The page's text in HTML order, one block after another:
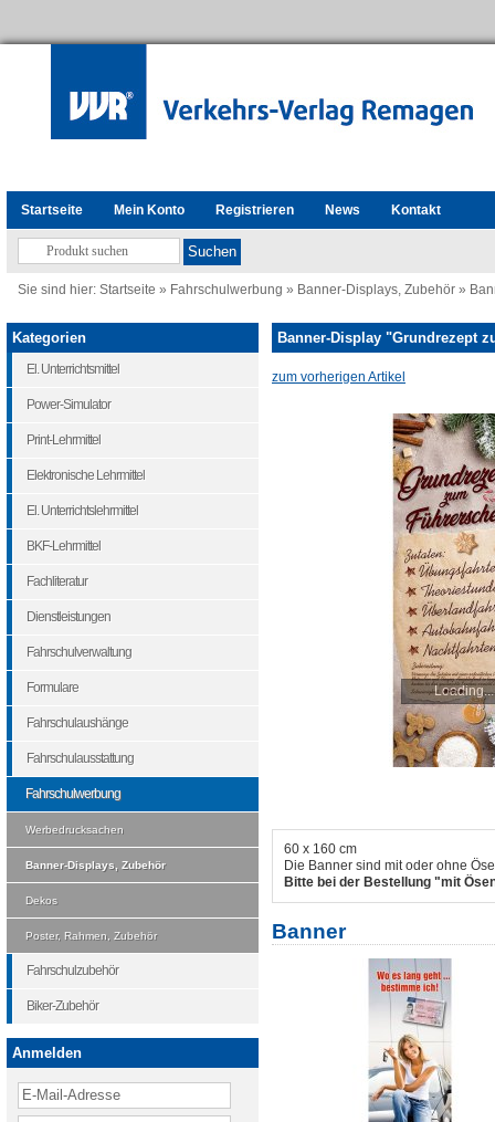
Startseite Mein Konto Registrieren News Kontakt
Sie sind hier: Startseite » Fahrschulwerbung » Banner-Displays, Zubehör »
Banner-Display "Grundrezept
zum vorherigen Artikel
Loading...
60 x 160 cm
Die Banner sind mit oder ohne
Bitte bei der Bestellung "mit
Banner
Kategorien
El. Unterrichtsmittel
Power-Simulator
Print-Lehrmittel
Elektronische Lehrmittel
El. Unterrichtslehrmittel
BKF-Lehrmittel
Fachliteratur
Dienstleistungen
Fahrschulverwaltung
Formulare
Fahrschulaushänge
Fahrschulausstattung
Fahrschulwerbung
Werbedrucksachen
Banner-Displays, Zubehör
Dekos
Poster, Rahmen, Zubehör
Fahrschulzubehör
Biker-Zubehör
Anmelden